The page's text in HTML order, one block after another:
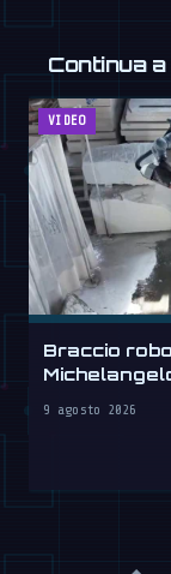
Continua
VIDEO
Braccio
9 agosto 2026